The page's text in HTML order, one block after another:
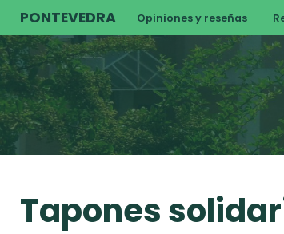
PONTEVEDRA Opiniones y reseñas
Tapones